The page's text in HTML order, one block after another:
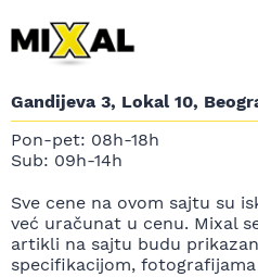
Gandijeva 3, Lokal 10,
Pon-pet: 08h-18h
Sub: 09h-14h
Sve cene na ovom sajtu su
već uračunat u cenu. Mixal
artikli na sajtu budu
specifikacijom, fotografijama